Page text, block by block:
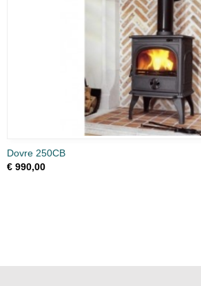
Dovre 250CB
€ 990,00